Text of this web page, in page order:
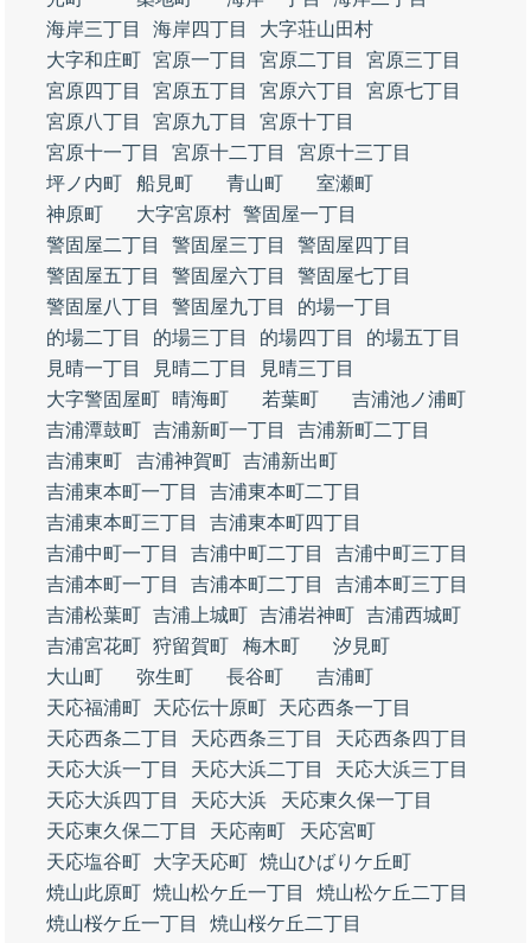
海岸三丁目
海岸四丁目
大字荘山田村
大字和庄町 宮原一丁目 宮原二丁目
宮原三丁目
宮原四丁目
宮原五丁目 宮原六丁目
宮原七丁目
宮原八丁目
宮原九丁目
宮原十丁目
宮原十一丁目
宮原十二丁目
宮原十三丁目
坪ノ内町
船見町 青山町
室瀬町
神原町
大字宮原村 警固屋一丁目
警固屋二丁目
警固屋三丁目
警固屋四丁目
警固屋五丁目
警固屋六丁目
警固屋七丁目
警固屋八丁目
警固屋九丁目
的場一丁目
的場二丁目
的場三丁目 的場四丁目
的場五丁目
見晴一丁目
見晴二丁目
見晴三丁目
大字警固屋町
晴海町 若葉町
吉浦池ノ浦町
吉浦潭鼓町 吉浦新町一丁目
吉浦新町二丁目
吉浦東町
吉浦神賀町 吉浦新出町
吉浦東本町一丁目
吉浦東本町二丁目
吉浦東本町三丁目
吉浦東本町四丁目
吉浦中町一丁目
吉浦中町二丁目
吉浦中町三丁目
吉浦本町一丁目
吉浦本町二丁目
吉浦本町三丁目
吉浦松葉町 吉浦上城町 吉浦岩神町 吉浦西城町
吉浦宮花町 狩留賀町 梅木町
汐見町
大山町
弥生町 長谷町
吉浦町
天応福浦町
天応伝十原町
天応西条一丁目
天応西条二丁目
天応西条三丁目
天応西条四丁目
天応大浜一丁目
天応大浜二丁目
天応大浜三丁目
天応大浜四丁目
天応大浜
天応東久保一丁目
天応東久保二丁目
天応南町
天応宮町
天応塩谷町
大字天応町 焼山ひばりケ丘町
焼山此原町 焼山松ケ丘一丁目
焼山松ケ丘二丁目
焼山桜ケ丘一丁目
焼山桜ケ丘二丁目